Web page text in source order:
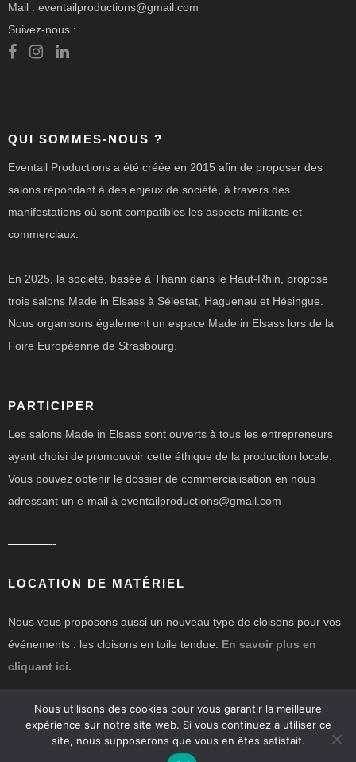
Mail : eventailproductions@gmail.com
Suivez-nous :
QUI SOMMES-NOUS ?
Eventail Productions a été créée en 2015 afin de proposer des
salons répondant à des enjeux de société, à travers des
manifestations où sont compatibles les aspects militants et
commerciaux.
En 2025, la société, basée à Thann dans le Haut-Rhin, propose
trois salons Made in Elsass à Sélestat, Haguenau et Hésingue.
Nous organisons également un espace Made in Elsass lors de la
Foire Européenne de Strasbourg.
PARTICIPER
Les salons Made in Elsass sont ouverts à tous les entrepreneurs
ayant choisi de promouvoir cette éthique de la production locale.
Vous pouvez obtenir le dossier de commercialisation en nous
adressant un e-mail à eventailproductions@gmail.com
————-
LOCATION DE MATÉRIEL
Nous vous proposons aussi un nouveau type de cloisons pour vos
événements : les cloisons en toile tendue. En savoir plus en
cliquant ici.
Nous utilisons des cookies pour vous garantir la meilleure
expérience sur notre site web. Si vous continuez à utiliser ce
site, nous supposerons que vous en êtes satisfait.